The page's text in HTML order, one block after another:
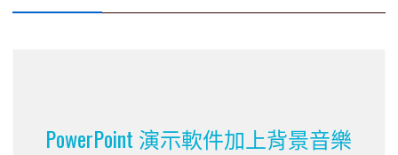
PowerPoint 演示軟件加上背景音樂